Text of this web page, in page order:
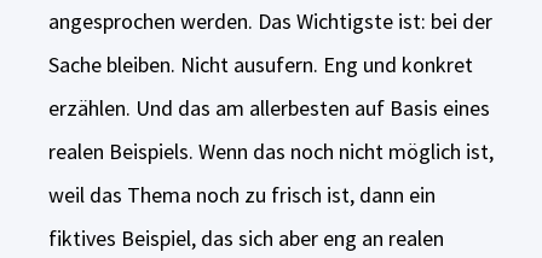
angesprochen werden. Das Wichtigste ist: bei der
Sache bleiben. Nicht ausufern. Eng und konkret
erzählen. Und das am allerbesten auf Basis eines
realen Beispiels. Wenn das noch nicht möglich ist,
weil das Thema noch zu frisch ist, dann ein
fiktives Beispiel, das sich aber eng an realen